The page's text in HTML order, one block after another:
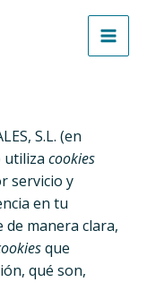
S.L. (en
utiliza cookies
servicio y
en tu
manera clara,
que
qué son,